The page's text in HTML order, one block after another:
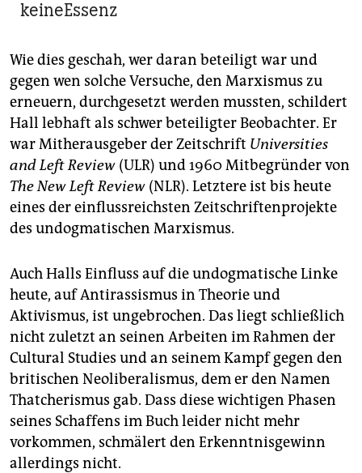
keineEssenz
Wie dies geschah, wer daran beteiligt war und
gegen wen solche Versuche, den Marxismus zu
erneuern, durchgesetzt werden mussten, schildert
Hall lebhaft als schwer beteiligter Beobachter. Er
war Mitherausgeber der Zeitschrift Universities
and Left Review (ULR) und 1960 Mitbegründer von
The New Left Review (NLR). Letztere ist bis heute
eines der einflussreichsten Zeitschriftenprojekte
des undogmatischen Marxismus.
Auch Halls Einfluss auf die undogmatische Linke
heute, auf Antirassismus in Theorie und
Aktivismus, ist ungebrochen. Das liegt schließlich
nicht zuletzt an seinen Arbeiten im Rahmen der
Cultural Studies und an seinem Kampf gegen den
britischen Neoliberalismus, dem er den Namen
Thatcherismus gab. Dass diese wichtigen Phasen
seines Schaffens im Buch leider nicht mehr
vorkommen, schmälert den Erkenntnisgewinn
allerdings nicht.